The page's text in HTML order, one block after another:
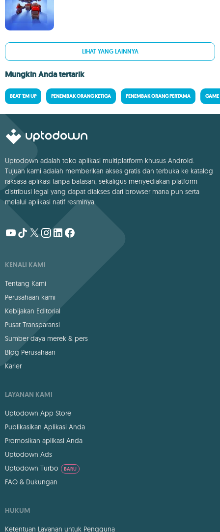
LIHAT YANG LAINNYA
Mungkin Anda tertarik
BEAT 'EM UP PENEMBAK ORANG KETIGA PENEMBAK ORANG PERTAMA GAME
Uptodown adalah toko aplikasi multiplatform khusus Android.
Tujuan kami adalah memberikan akses gratis dan terbuka ke katalog
raksasa aplikasi tanpa batasan, sekaligus menyediakan platform
distribusi legal yang dapat diakses dari browser mana pun serta
melalui aplikasi natif resminya.
KENALI KAMI
Tentang Kami
Perusahaan kami
Kebijakan Editorial
Pusat Transparansi
Sumber daya merek & pers
Blog Perusahaan
Karier
LAYANAN KAMI
Uptodown App Store
Publikasikan Aplikasi Anda
Promosikan aplikasi Anda
Uptodown Ads
Uptodown Turbo
BARU
FAQ & Dukungan
HUKUM
Ketentuan Layanan untuk Pengguna